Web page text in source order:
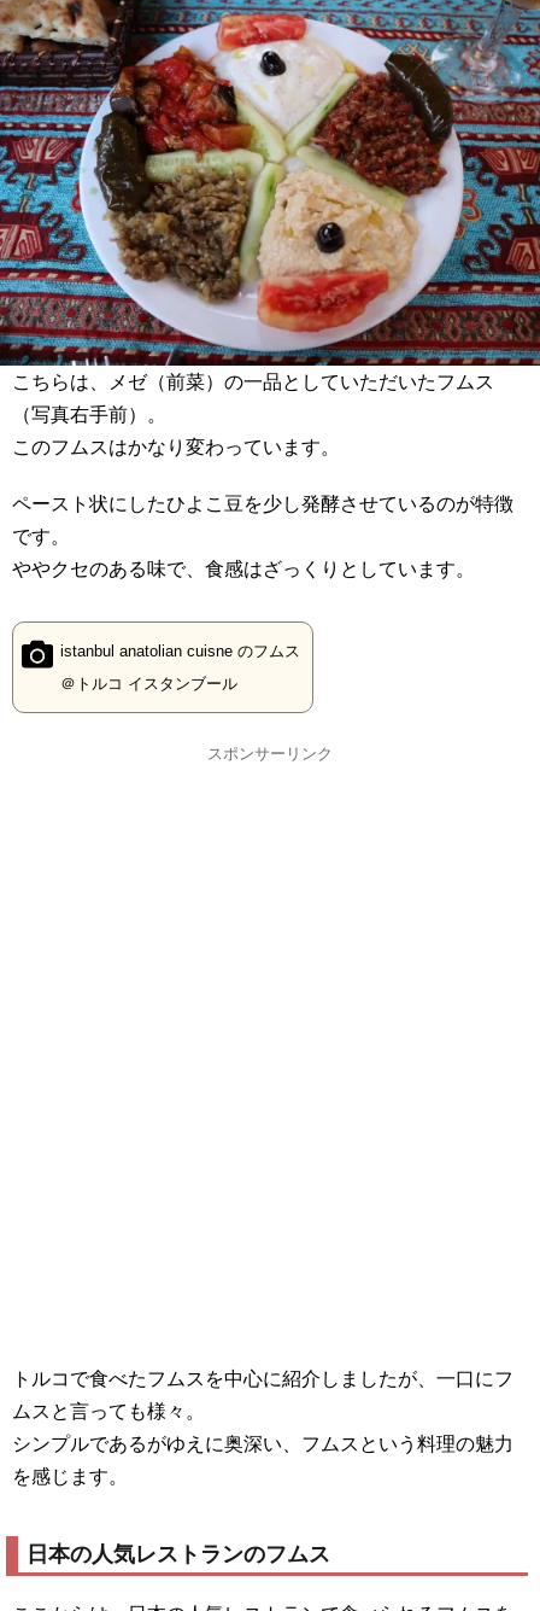
こちらは、メゼ（前菜）の一品としていただいたフムス
（写真右手前）。
このフムスはかなり変わっています。
ペースト状にしたひよこ豆を少し発酵させているのが特徴
です。
ややクセのある味で、食感はざっくりとしています。
istanbul anatolian cuisne のフムス
＠トルコ イスタンブール
スポンサーリンク
トルコで食べたフムスを中心に紹介しましたが、一口にフ
ムスと言っても様々。
シンプルであるがゆえに奥深い、フムスという料理の魅力
を感じます。
日本の人気レストランのフムス